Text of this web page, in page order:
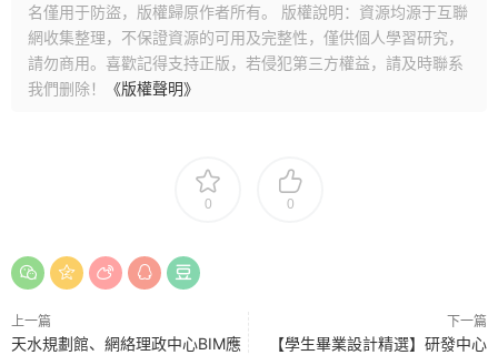
名僅用于防盜，版權歸原作者所有。 版權說明：資源均源于互聯
網收集整理，不保證資源的可用及完整性，僅供個人學習研究，
請勿商用。喜歡記得支持正版，若侵犯第三方權益，請及時聯系
我們删除！
《版權聲明》
0 0
上一篇
天水規劃館、網絡理政中心BIM應
下一篇
【學生畢業設計精選】研發中心